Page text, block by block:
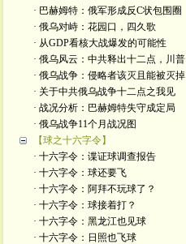
· 巴赫姆特：俄军形成反C状包围圈
· 俄乌对峙：花园口，四久歌
· 从GDP看核大战爆发的可能性
· 俄乌风云：中共释出十二点，川普
· 俄乌战争：侵略者该灭且能被灭掉
· 关于中共俄乌战争十二点之我见
· 战况分析：巴赫姆特失守成定局
· 俄乌战争11个月战况图
【球之十六字令】
· 十六字令：谍证球调查报告
· 十六字令：球还要飞
· 十六字令：阿拜不玩球了？
· 十六字令：球接着打？
· 十六字令：黑龙江也见球
· 十六字令：日照也飞球